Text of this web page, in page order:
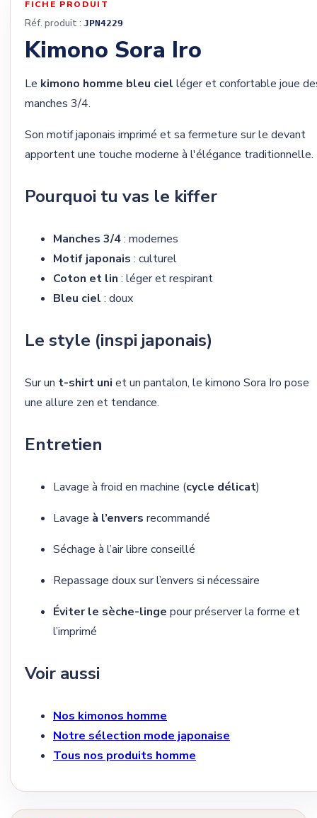
FICHE PRODUIT
Réf. produit : JPN4229
Kimono Sora Iro
Le kimono homme bleu ciel léger et confortable joue
manches 3/4.
Son motif japonais imprimé et sa fermeture sur le devant
apportent une touche moderne à l'élégance traditionnelle.
Pourquoi tu vas le kiffer
Manches 3/4: modernes
Motif japonais : culturel
Coton et lin : léger et respirant
Bleu ciel : doux
Le style (inspi japonais)
Sur un t-shirt uni et un pantalon, le kimono Sora Iro pose
une allure zen et tendance.
Entretien
Lavage à froid en machine (cycle délicat)
Lavage à l’envers recommandé
Séchage à l’air libre conseillé
Repassage doux sur l’envers si nécessaire
Éviter le sèche-linge pour préserver la forme et
l’imprimé
Voir aussi
Nos kimonos homme
Notre sélection mode japonaise
Tous nos produits homme